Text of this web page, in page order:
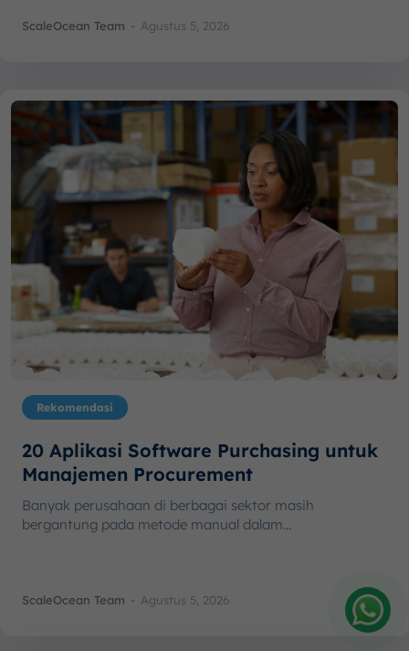
ScaleOcean Team - Agustus 5, 2026
Rekomendasi
20 Aplikasi Software Purchasing untuk
Manajemen Procurement
Banyak perusahaan di berbagai sektor masih
bergantung pada metode manual dalam...
ScaleOcean Team - Agustus 5, 2026